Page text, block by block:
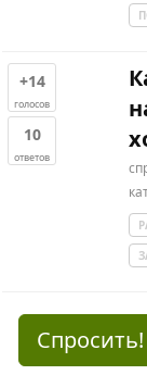
+14
голосов
10
ответов
Спросить!